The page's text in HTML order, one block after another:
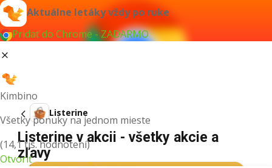
Aktuálne letáky vždy po ruke
Pridať do Chrome - ZADARMO
Kimbino
Všetky ponuky na jednom mieste
(14,1 tis. hodnotení)
Otvoriť
Listerine
Listerine v akcii - všetky akcie a
zľavy